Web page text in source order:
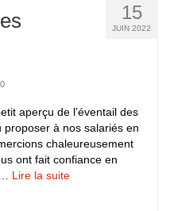
15
JUIN 2022
0
aperçu de l’éventail des
à nos salariés en
chaleureusement
ont fait confiance en
Lire la suite­­